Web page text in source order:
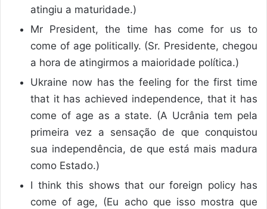
atingiu a maturidade.)
Mr President, the time has come for us to
come of age politically. (Sr. Presidente, chegou
a hora de atingirmos a maioridade política.)
Ukraine now has the feeling for the first time
that it has achieved independence, that it has
come of age as a state. (A Ucrânia tem pela
primeira vez a sensação de que conquistou
sua independência, de que está mais madura
como Estado.)
I think this shows that our foreign policy has
come of age, (Eu acho que isso mostra que